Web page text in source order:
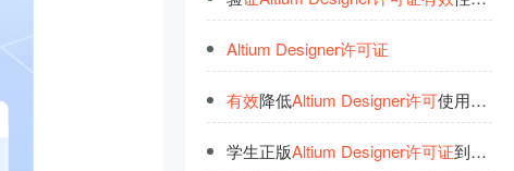
Altium Designer许可证
有效降低Altium Designer许可使用成本
学生正版Altium Designer许可证到期